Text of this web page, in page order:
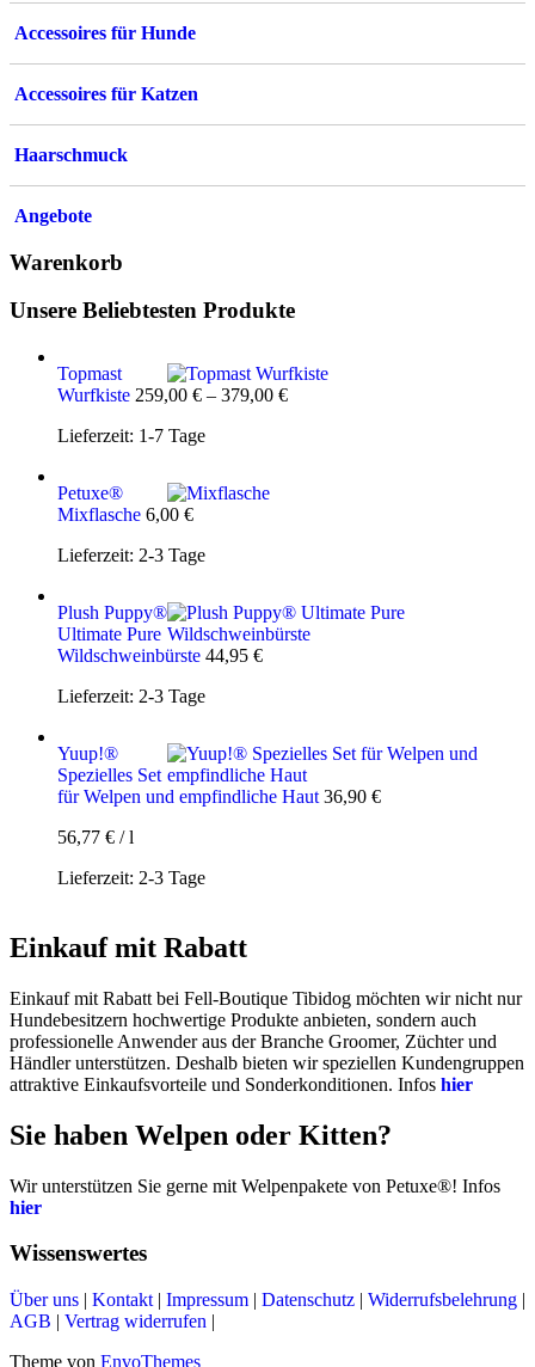
Accessoires für Hunde
Accessoires für Katzen
Haarschmuck
Angebote
Warenkorb
Unsere Beliebtesten Produkte
Topmast
Wurfkiste 259,00 € – 379,00 €
Lieferzeit: 1-7 Tage
Petuxe®
Mixflasche 6,00 €
Lieferzeit: 2-3 Tage
Plush Puppy®
Ultimate Pure
Wildschweinbürste 44,95 €
Lieferzeit: 2-3 Tage
Yuup!®
Spezielles Set
für Welpen und empfindliche Haut 36,90 €
56,77 € /l
Lieferzeit: 2-3 Tage
Einkauf mit Rabatt
Einkauf mit Rabatt bei Fell-Boutique Tibidog möchten wir nicht nur
Hundebesitzern hochwertige Produkte anbieten, sondern auch
professionelle Anwender aus der Branche Groomer, Züchter und
Händler unterstützen. Deshalb bieten wir speziellen Kundengruppen
attraktive Einkaufsvorteile und Sonderkonditionen. Infos hier
Sie haben Welpen oder Kitten?
Wir unterstützen Sie gerne mit Welpenpakete von Petuxe®! Infos
hier
Wissenswertes
Über uns | Kontakt | Impressum | Datenschutz | Widerrufsbelehrung |
AGB | Vertrag widerrufen |
Theme von EnvoThemes